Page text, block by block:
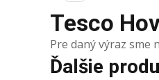
Tesco
Pre daný výraz sme
Ďalšie